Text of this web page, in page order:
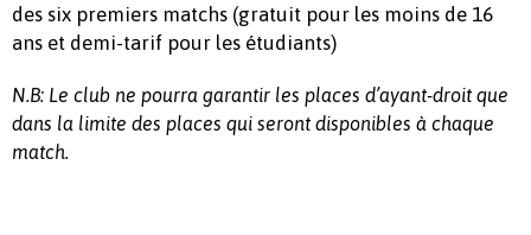
des six premiers matchs (gratuit pour les moins de 16
ans et demi-tarif pour les étudiants)
N.B: Le club ne pourra garantir les places d’ayant-droit que
dans la limite des places qui seront disponibles à chaque
match.